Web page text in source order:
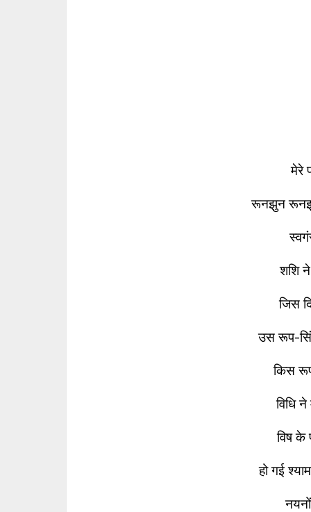
मेरे
रूनझुन
शशि ने
जिस
उस रूप-
किस
विधि
विष के
हो गई